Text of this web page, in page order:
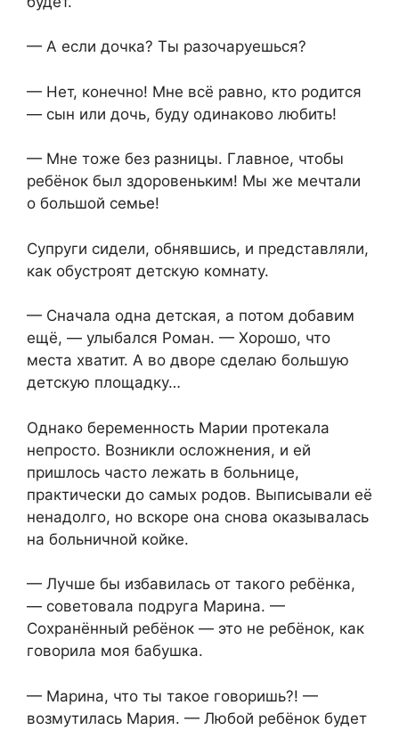
— А если дочка? Ты разочаруешься?
— Нет, конечно! Мне всё равно, кто родится
— сын или дочь, буду одинаково любить!
— Мне тоже без разницы. Главное, чтобы
ребёнок был здоровеньким! Мы же мечтали
о большой семье!
Супруги сидели, обнявшись, и представляли,
как обустроят детскую комнату.
— Сначала одна детская, а потом добавим
ещё, — улыбался Роман. — Хорошо, что
места хватит. А во дворе сделаю большую
детскую площадку…
Однако беременность Марии протекала
непросто. Возникли осложнения, и ей
пришлось часто лежать в больнице,
практически до самых родов. Выписывали её
ненадолго, но вскоре она снова оказывалась
на больничной койке.
— Лучше бы избавилась от такого ребёнка,
— советовала подруга Марина. —
Сохранённый ребёнок — это не ребёнок, как
говорила моя бабушка.
— Марина, что ты такое говоришь?! —
возмутилась Мария. — Любой ребёнок будет